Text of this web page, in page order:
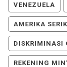
VENEZUELA
AMERIKA
DISKRIMINASI
REKENING